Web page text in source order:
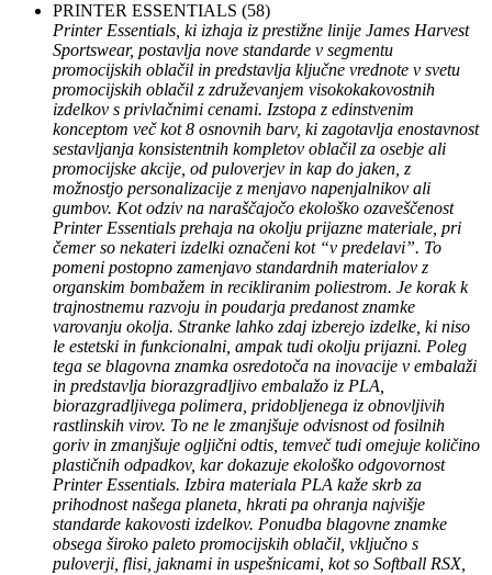
PRINTER ESSENTIALS (58)
Printer Essentials, ki izhaja iz prestižne linije James Harvest
Sportswear, postavlja nove standarde v segmentu
promocijskih oblačil in predstavlja ključne vrednote v svetu
promocijskih oblačil z združevanjem visokokakovostnih
izdelkov s privlačnimi cenami. Izstopa z edinstvenim
konceptom več kot 8 osnovnih barv, ki zagotavlja enostavnost
sestavljanja konsistentnih kompletov oblačil za osebje ali
promocijske akcije, od puloverjev in kap do jaken, z
možnostjo personalizacije z menjavo napenjalnikov ali
gumbov. Kot odziv na naraščajočo ekološko ozaveščenost
Printer Essentials prehaja na okolju prijazne materiale, pri
čemer so nekateri izdelki označeni kot “v predelavi”. To
pomeni postopno zamenjavo standardnih materialov z
organskim bombažem in recikliranim poliestrom. Je korak k
trajnostnemu razvoju in poudarja predanost znamke
varovanju okolja. Stranke lahko zdaj izberejo izdelke, ki niso
le estetski in funkcionalni, ampak tudi okolju prijazni. Poleg
tega se blagovna znamka osredotoča na inovacije v embalaži
in predstavlja biorazgradljivo embalažo iz PLA,
biorazgradljivega polimera, pridobljenega iz obnovljivih
rastlinskih virov. To ne le zmanjšuje odvisnost od fosilnih
goriv in zmanjšuje ogljični odtis, temveč tudi omejuje količino
plastičnih odpadkov, kar dokazuje ekološko odgovornost
Printer Essentials. Izbira materiala PLA kaže skrb za
prihodnost našega planeta, hkrati pa ohranja najvišje
standarde kakovosti izdelkov. Ponudba blagovne znamke
obsega široko paleto promocijskih oblačil, vključno s
puloverji, flisi, jaknami in uspešnicami, kot so Softball RSX,